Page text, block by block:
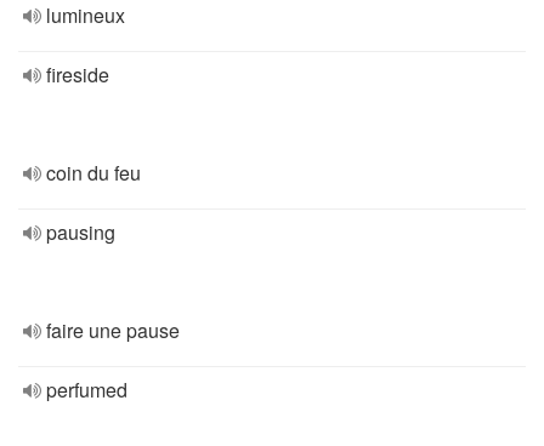
lumineux
fireside
coin du feu
pausing
faire une pause
perfumed